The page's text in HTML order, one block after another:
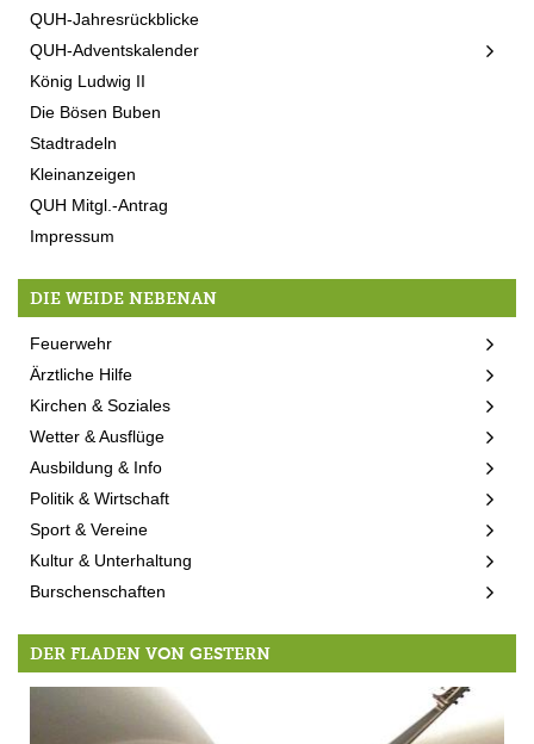
QUH-Jahresrückblicke
QUH-Adventskalender
König Ludwig II
Die Bösen Buben
Stadtradeln
Kleinanzeigen
QUH Mitgl.-Antrag
Impressum
DIE WEIDE NEBENAN
Feuerwehr
Ärztliche Hilfe
Kirchen & Soziales
Wetter & Ausflüge
Ausbildung & Info
Politik & Wirtschaft
Sport & Vereine
Kultur & Unterhaltung
Burschenschaften
DER FLADEN VON GESTERN